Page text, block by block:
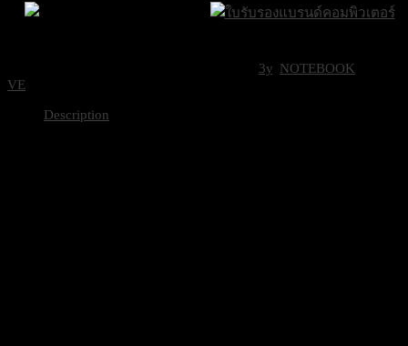
3y NOTEBOOK
VE
Description